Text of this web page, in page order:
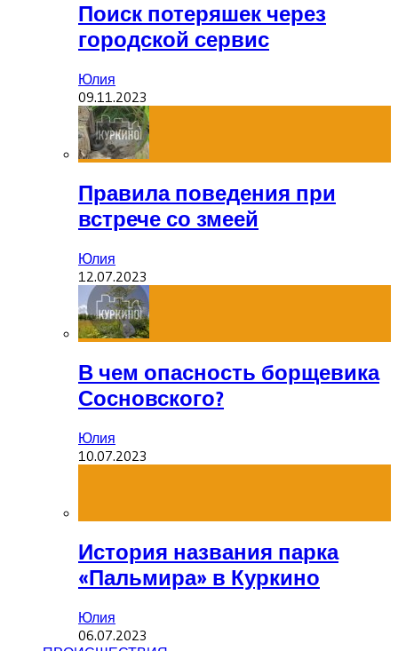
Поиск потеряшек через
городской сервис
Юлия
09.11.2023
Правила поведения при
встрече со змеей
Юлия
12.07.2023
В чем опасность борщевика
Сосновского?
Юлия
10.07.2023
История названия парка
«Пальмира» в Куркино
Юлия
06.07.2023